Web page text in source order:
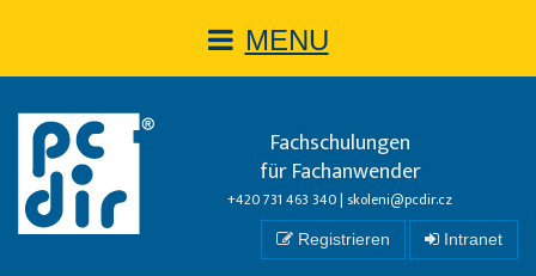
MENU
Fachschulungen
für Fachanwender
+420 731 463 340 | skoleni@pcdir.cz
Registrieren Intranet